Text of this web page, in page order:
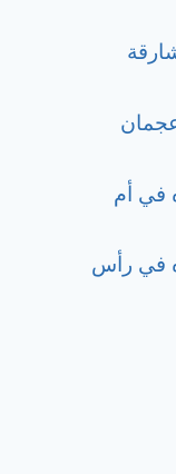
في أم
في رأس